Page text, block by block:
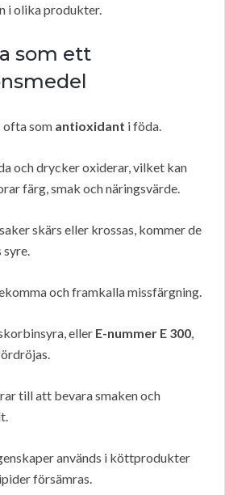
i olika produkter.
som ett
ofta som antioxidant i föda.
och drycker oxiderar, vilket kan
färg, smak och näringsvärde.
skärs eller krossas, kommer de
och framkalla missfärgning.
eller E-nummer E 300,
till att bevara smaken och
används i köttprodukter
försämras.